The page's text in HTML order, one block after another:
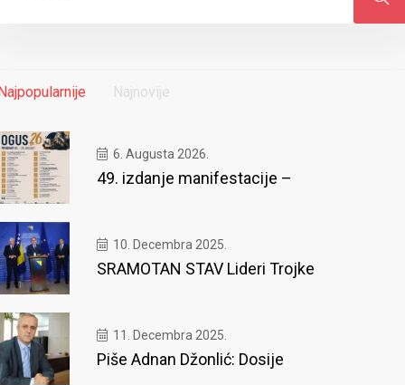
Najnovije
6. Augusta 2026.
49. izdanje manifestacije –
10. Decembra 2025.
SRAMOTAN STAV Lideri Trojke
11. Decembra 2025.
Piše Adnan Džonlić: Dosije